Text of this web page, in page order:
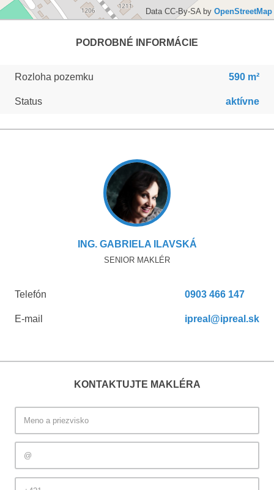
Data CC-By-SA by OpenStreetMap
PODROBNÉ INFORMÁCIE
Rozloha pozemku 590 m²
Status aktívne
ING. GABRIELA ILAVSKÁ
SENIOR MAKLÉR
Telefón 0903 466 147
E-mail ipreal@ipreal.sk
KONTAKTUJTE MAKLÉRA